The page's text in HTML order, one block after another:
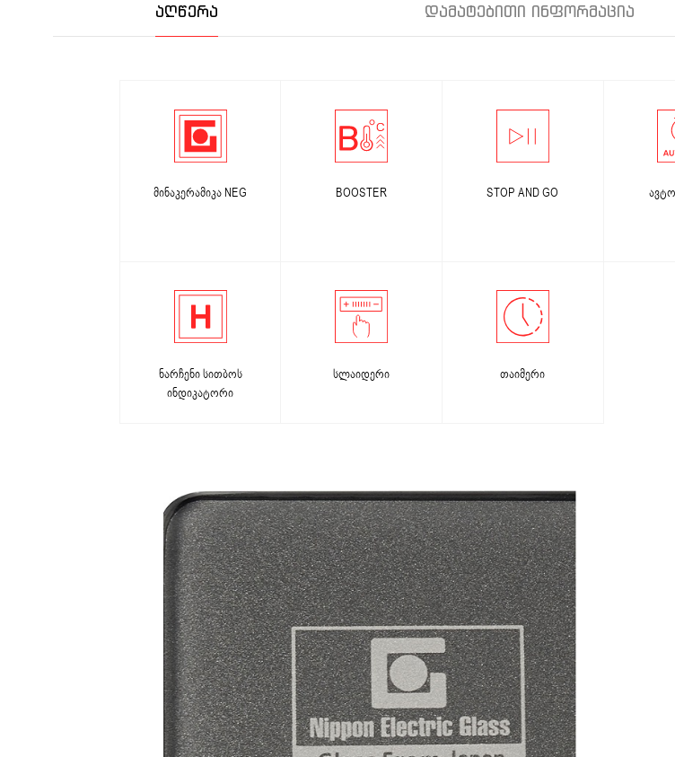
ᲐᲦᲬᲔᲠᲐ ᲓᲐᲛᲐᲢᲔᲑᲘᲗᲘ ᲘᲜᲤᲝᲠᲛᲐᲪᲘᲐ
მინაკერამიკა NEG BOOSTER STOP AND GO
ნარჩენი სითბოს
ინდიკატორი
სლაიდერი თაიმერი